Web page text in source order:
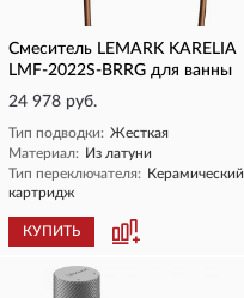
Смеситель LEMARK KARELIA
LMF-2022S-BRRG для ванны
24 978 руб.
Тип подводки: Жесткая
Материал: Из латуни
Тип переключателя: Керамический
картридж
КУПИТЬ